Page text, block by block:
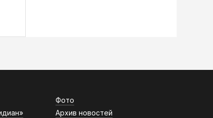
Фото
Архив новостей